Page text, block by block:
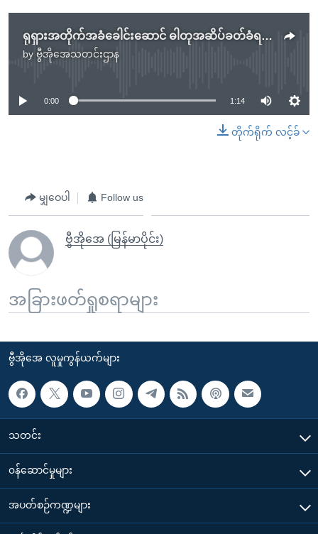
ရုရှားအတိုက်အခံခေါင်းဆောင် ဓါတုအဆိပ်ခတ်ခံရချေရှိ
by ဗွီအိုအေသတင်းဌာန
No media source currently available
0:00 1:14
တိုက်ရိုက် လင့်ခ်
မျှဝေပါ Follow us
ဗွီအိုအေ (မြန်မာပိုင်း)
အခြားဖတ်ရှုစရာများ
ဗွီအိုအေ လူမှုကွန်ယက်များ
သတင်း
၀န်ဆောင်မှုများ
အပတ်စဉ်ကဏ္ဍများ